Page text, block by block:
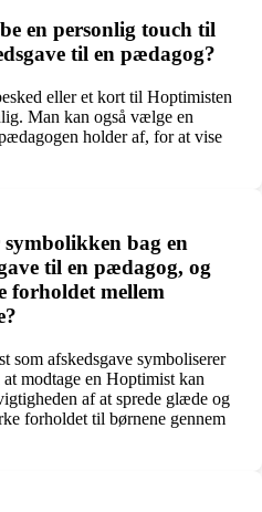
en personlig touch til
til en pædagog?
eller et kort til Hoptimisten
Man kan også vælge en
holder af, for at vise
bag en
til en pædagog, og
forholdet mellem
som afskedsgave symboliserer
modtage en Hoptimist kan
af at sprede glæde og
forholdet til børnene gennem